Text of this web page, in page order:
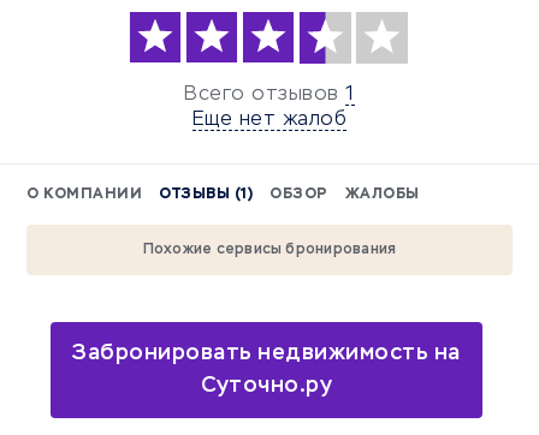
Всего отзывов 1
Еще нет жалоб
О КОМПАНИИ ОТЗЫВЫ (1) ОБЗОР ЖАЛОБЫ
Похожие сервисы бронирования
Забронировать недвижимость на
Суточно.ру